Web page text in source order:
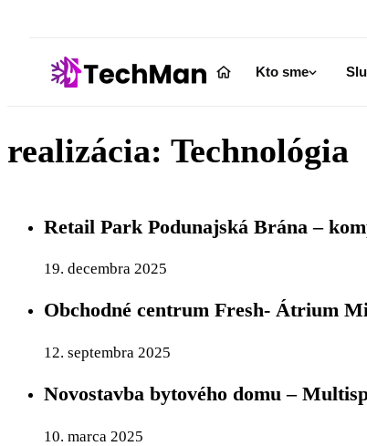
Kto sme
realizácia: Technológia
Retail Park Podunajská Brána –
19. decembra 2025
Obchodné centrum Fresh- Átrium
12. septembra 2025
Novostavba bytového domu –
10. marca 2025